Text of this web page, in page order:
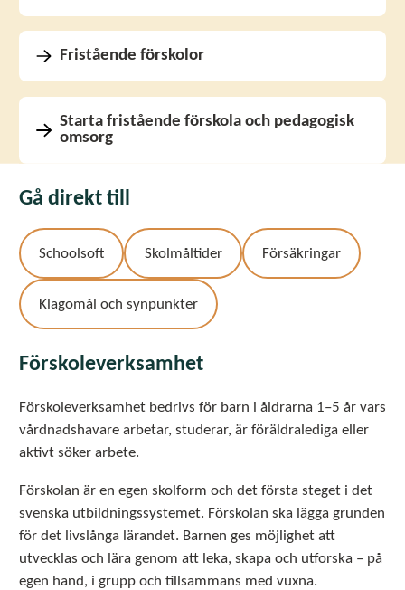
Fristående förskolor
Starta fristående förskola och pedagogisk
omsorg
Gå direkt till
Schoolsoft Skolmåltider Försäkringar
Klagomål och synpunkter
Förskoleverksamhet
Förskoleverksamhet bedrivs för barn i åldrarna 1–5 år vars
vårdnadshavare arbetar, studerar, är föräldralediga eller
aktivt söker arbete.
Förskolan är en egen skolform och det första steget i det
svenska utbildningssystemet. Förskolan ska lägga grunden
för det livslånga lärandet. Barnen ges möjlighet att
utvecklas och lära genom att leka, skapa och utforska – på
egen hand, i grupp och tillsammans med vuxna.